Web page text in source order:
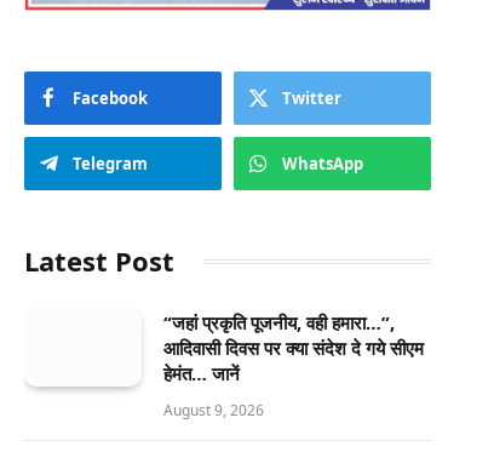
Facebook Twitter
Telegram WhatsApp
Latest Post
“जहां प्रकृति पूजनीय, वही हमारा…”,
आदिवासी दिवस पर क्या संदेश दे गये सीएम
हेमंत… जानें
August 9, 2026